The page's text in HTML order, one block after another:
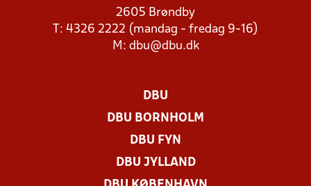
2605 Brøndby
T: 4326 2222 (mandag - fredag 9-16)
M: dbu@dbu.dk
DBU
DBU BORNHOLM
DBU FYN
DBU JYLLAND